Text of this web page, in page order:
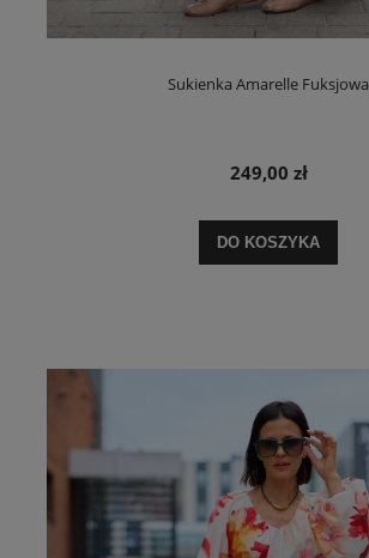
Sukienka Amarelle Fuksjowa
249,00 zł
DO KOSZYKA